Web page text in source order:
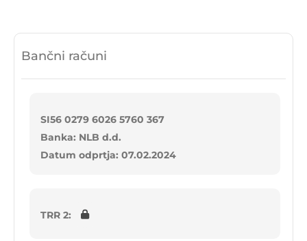
Bančni računi
SI56 0279 6026 5760 367
Banka: NLB d.d.
Datum odprtja: 07.02.2024
TRR 2: